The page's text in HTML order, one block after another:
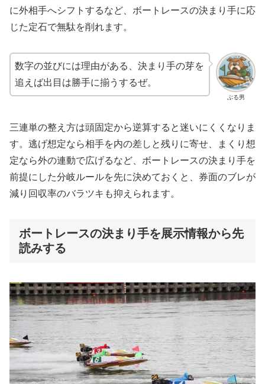
に外相手へシフトするなど、ボートレースの決まり手に応
じた定石で無駄を削れます。
ぶる男
数字の並びには理由がある、決まり手の芽を
追えば出目は勝手に揃うするぜ。
三連単の整え方は頭固定から逆算すると迷いにくくなりま
す。逃げ想定なら相手を内の差しと残りに寄せ、まくり想
定なら外の連動で広げるなど、ボートレースの決まり手を
前提にした分岐ルールを先に決めておくと、券面のブレが
減り回収率のバラツキも抑えられます。
ボートレースの決まり手を展示情報から先
読みする